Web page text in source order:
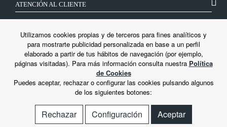
ATENCIÓN AL CLIENTE
LEGAL
© Genebre
Utilizamos cookies propias y de terceros para fines analíticos y
para mostrarte publicidad personalizada en base a un perfil
elaborado a partir de tus hábitos de navegación (por ejemplo,
páginas visitadas). Para más información consulta nuestra Política
de Cookies
Puedes aceptar, rechazar o configurar las cookies pulsando algunos
de los siguientes botones:
Rechazar Configuración Aceptar